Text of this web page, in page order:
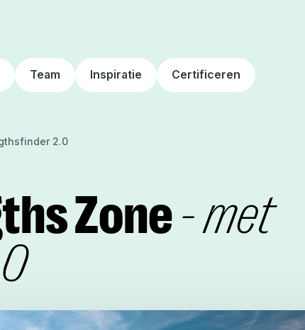
Team Inspiratie Certificeren
2.0
Zone- met